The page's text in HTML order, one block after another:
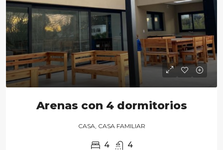
Arenas con 4 dormitorios
CASA, CASA FAMILIAR
4 4